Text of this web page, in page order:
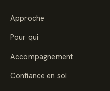
Approche
Pour qui
Accompagnement
Confiance en soi